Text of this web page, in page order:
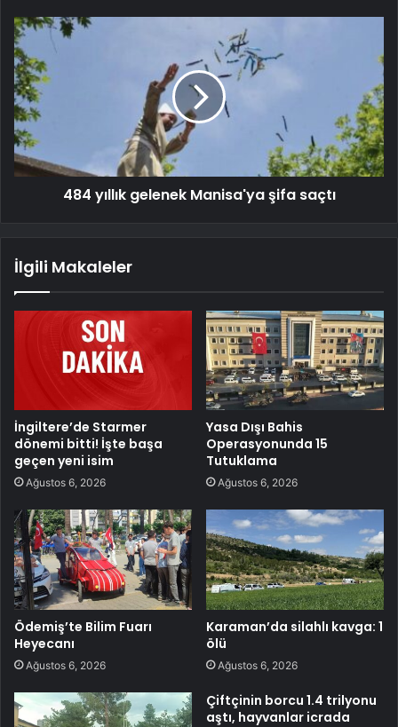
484 yıllık gelenek Manisa'ya şifa saçtı
İlgili Makaleler
İngiltere’de Starmer
dönemi bitti! İşte başa
geçen yeni isim
Ağustos 6, 2026
Yasa Dışı Bahis
Operasyonunda 15
Tutuklama
Ağustos 6, 2026
Ödemiş’te Bilim Fuarı
Heyecanı
Ağustos 6, 2026
Karaman’da silahlı kavga: 1
ölü
Ağustos 6, 2026
Çiftçinin borcu 1.4 trilyonu
aştı, hayvanlar icrada